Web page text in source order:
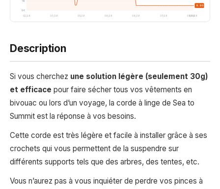
9€
11€
02/26 03/26 05/26 06/26 06/26 07/26 08/26
08/26
9.90
Description
Si vous cherchez une solution légère (seulement 30g)
et efficace pour faire sécher tous vos vêtements en
bivouac ou lors d’un voyage, la corde à linge de Sea to
Summit est la réponse à vos besoins.
Cette corde est très légère et facile à installer grâce à ses
crochets qui vous permettent de la suspendre sur
différents supports tels que des arbres, des tentes, etc.
Vous n’aurez pas à vous inquiéter de perdre vos pinces à